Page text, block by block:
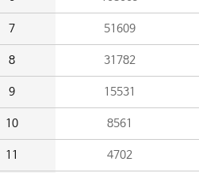
7 51609
8 31782
9 15531
10 8561
11 4702